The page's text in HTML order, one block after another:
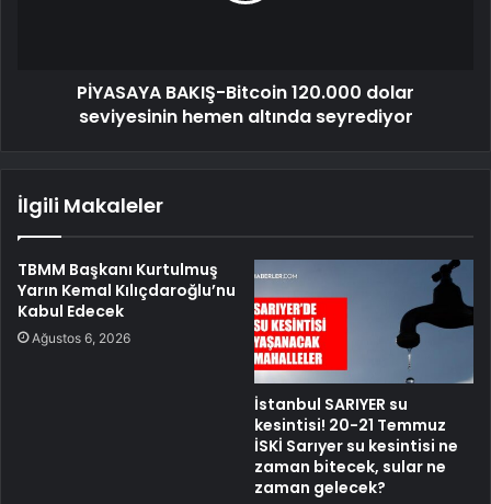
PİYASAYA BAKIŞ-Bitcoin 120.000 dolar
seviyesinin hemen altında seyrediyor
İlgili Makaleler
TBMM Başkanı Kurtulmuş
Yarın Kemal Kılıçdaroğlu’nu
Kabul Edecek
Ağustos 6, 2026
İstanbul SARIYER su
kesintisi! 20-21 Temmuz
İSKİ Sarıyer su kesintisi ne
zaman bitecek, sular ne
zaman gelecek?